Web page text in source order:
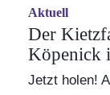
Aktuell
Der
Köpenick
Jetzt holen!